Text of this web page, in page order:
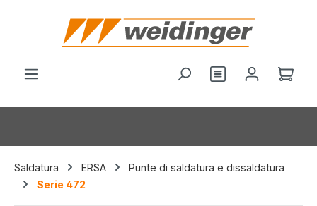
principale
Hai 0 articoliIl
Saldatura ERSA
Punte di saldatura e dissaldatura
Serie 472